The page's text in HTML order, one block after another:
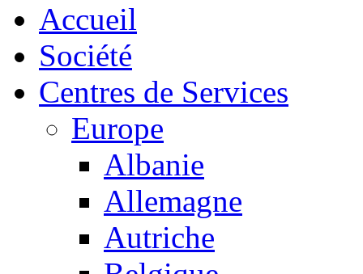
Accueil
Société
Centres de Services
Europe
Albanie
Allemagne
Autriche